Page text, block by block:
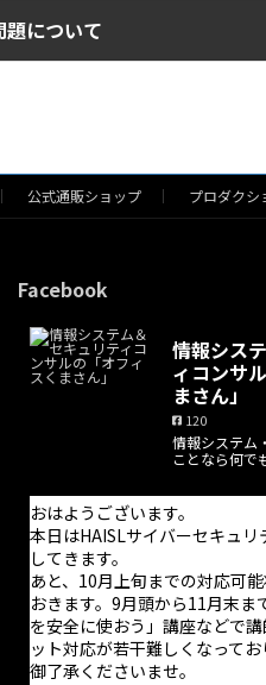
について
公式通販ショップ プロダクシ
Facebook
情報シス
ィコンサ
まさん」
120
情報システム
ことなら何で
おはようございます。
本日はHAISLサイバーセキュ
してきます。
あと、10月上旬までの対応可
おきます。9月頭から11月末ま
を安全に使おう」講座などで
ット対応が若干難しくなってお
御了承くださいませ。